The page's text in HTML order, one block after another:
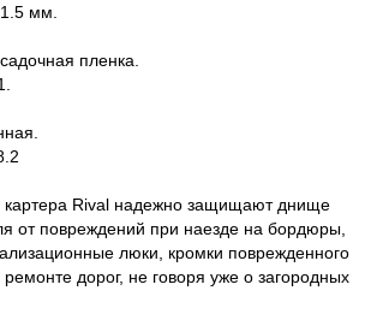
мм.
пленка.
Rival надежно защищают днище
от повреждений при наезде на бордюры,
люки, кромки поврежденного
дорог, не говоря уже о загородных